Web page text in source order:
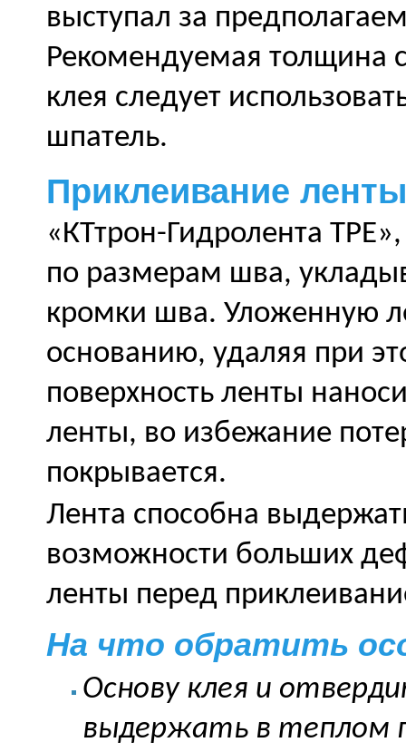
выступал за
Рекомендуемая толщина
клея следует
шпатель.
Приклеивание
«КТтрон-Гидролента
по размерам шва,
кромки шва. Уложенную
основанию, удаляя при
поверхность ленты
ленты, во избежание
покрывается.
Лента способна
возможности больших
ленты перед
На что обратить
Основу клея и
выдержать в теплом